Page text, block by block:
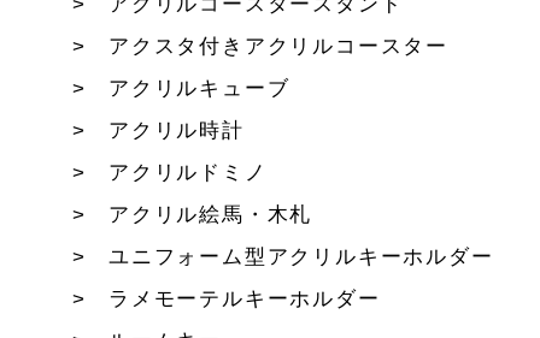
アクスタ付きアクリルコースター
アクリルキューブ
アクリル時計
アクリルドミノ
アクリル絵馬・木札
ユニフォーム型アクリルキーホルダー
ラメモーテルキーホルダー